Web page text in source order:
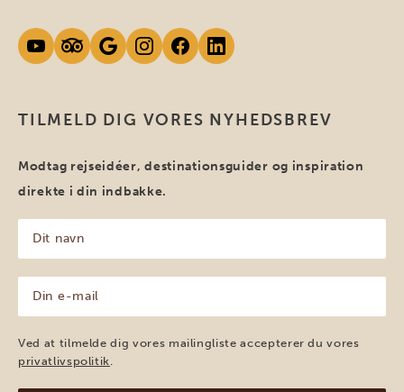
TILMELD DIG VORES NYHEDSBREV
Modtag rejseidéer, destinationsguider og inspiration
direkte i din indbakke.
navn
(Påkrævet)
mail
(Påkrævet)
Ved at tilmelde dig vores mailingliste accepterer du vores
privatlivspolitik